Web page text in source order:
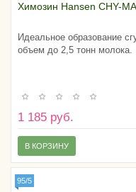
Химозин Hansen CHY-
Идеальное образование
объем до 2,5 тонн молока.
1 185 руб.
В КОРЗИНУ
95/5